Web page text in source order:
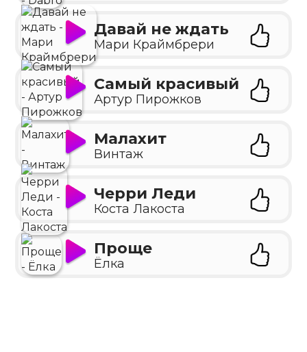
Давай не ждать
Мари Краймбрери
Самый красивый
Артур Пирожков
Малахит
Винтаж
Черри Леди
Коста Лакоста
Проще
Ёлка